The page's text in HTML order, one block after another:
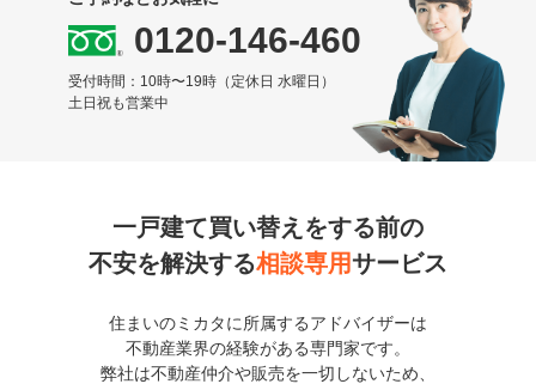
0120-146-460
受付時間：10時〜19時（定休日 水曜日）
土日祝も営業中
一戸建て買い替えをする前の
不安を解決する相談専用サービス
住まいのミカタに所属するアドバイザーは
不動産業界の経験がある専門家です。
弊社は不動産仲介や販売を一切しないため、